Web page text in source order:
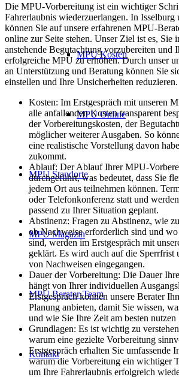
MPU Kosten
MPU Online
MPU Standorte
MPU Magazin
MPU Berater-Team
Kontakt
Die MPU-Vorbereitung ist ein wichtiger
Fahrerlaubnis wiederzuerlangen. In Isselburg
können Sie auf unsere erfahrenen MPU-
online zur Seite stehen. Unser Ziel ist es, Sie
anstehende Begutachtung vorzubereiten und
erfolgreiche MPU zu erhöhen. Durch unser
an Unterstützung und Beratung können Sie
einstellen und Ihre Unsicherheiten reduzieren.
Kosten: Im Erstgespräch mit unseren
alle anfallenden Kosten transparent
der Vorbereitungskosten, der
möglicher weiterer Ausgaben. So
eine realistische Vorstellung davon
zukommt.
Ablauf: Der Ablauf Ihrer MPU-
durchgeführt, was bedeutet, dass Sie
jedem Ort aus teilnehmen können.
oder Telefonkonferenz statt und
passend zu Ihrer Situation geplant.
Abstinenz: Fragen zu Abstinenz, wie
ob Nachweise erforderlich sind und
sind, werden im Erstgespräch mit
geklärt. Es wird auch auf die Sperrfrist
von Nachweisen eingegangen.
Dauer der Vorbereitung: Die Dauer
hängt von Ihrer individuellen
Erstgespräch können unsere Berater
Planung anbieten, damit Sie wissen,
und wie Sie Ihre Zeit am besten nutzen
Grundlagen: Es ist wichtig zu
warum eine gezielte Vorbereitung
Erstgespräch erhalten Sie umfassende
warum die Vorbereitung ein wichtiger
um Ihre Fahrerlaubnis erfolgreich